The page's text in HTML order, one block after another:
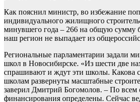
Как пояснил министр, во избежание
индивидуального жилищного
минувшего года – 266 на общую сумму
наш регион не выпадает из
Региональные парламентарии задали
школ в Новосибирске. «Из шести две
спрашивают и ждут эти школы. Какова
школам развернуты масштабные
заверил Дмитрий Богомолов. – По всем
финансирования определены. Сейчас